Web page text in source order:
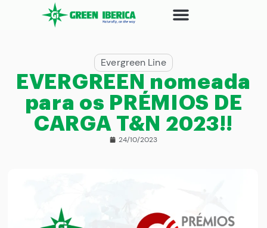
Evergreen Line
EVERGREEN nomeada
para os PRÉMIOS DE
CARGA T&N 2023!!
24/10/2023